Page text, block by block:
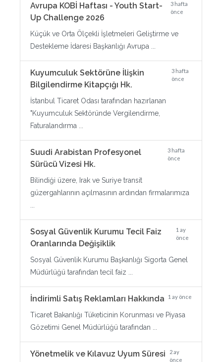
Avrupa KOBİ Haftası - Youth Start-
Up Challenge 2026
3 hafta
önce
Küçük ve Orta Ölçekli İşletmeleri Geliştirme ve
Destekleme İdaresi Başkanlığı Avrupa ...
Kuyumculuk Sektörüne İlişkin
Bilgilendirme Kitapçığı Hk.
3 hafta
önce
İstanbul Ticaret Odası tarafından hazırlanan
"Kuyumculuk Sektöründe Vergilendirme,
Faturalandırma ...
Suudi Arabistan Profesyonel
Sürücü Vizesi Hk.
3 hafta
önce
Bilindiği üzere, Irak ve Suriye transit
güzergahlarının açılmasının ardından firmalarımıza
Sosyal Güvenlik Kurumu Tecil Faiz
Oranlarında Değişiklik
1 ay
önce
Sosyal Güvenlik Kurumu Başkanlığı Sigorta Genel
Müdürlüğü tarafından tecil faiz ...
İndirimli Satış Reklamları Hakkında 1 ay önce
Ticaret Bakanlığı Tüketicinin Korunması ve Piyasa
Gözetimi Genel Müdürlüğü tarafından ...
Yönetmelik ve Kılavuz Uyum Süresi
2 ay
önce